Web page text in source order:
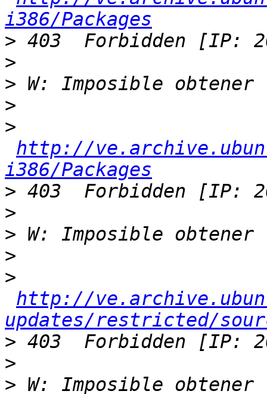
i386/Packages
>
>
>
>
>
http://
i386/Packages
>
>
>
>
>
http://
updates/restricted/
>
>
>